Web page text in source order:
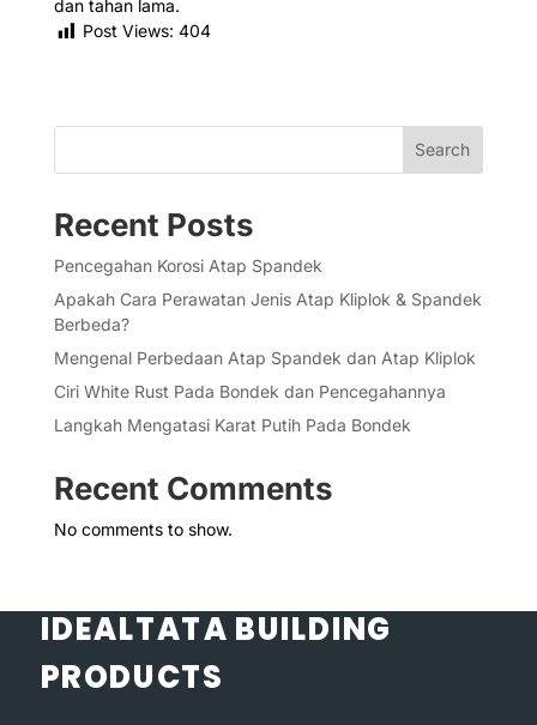
dan tahan lama.
Post Views: 404
Search
Recent Posts
Pencegahan Korosi Atap Spandek
Apakah Cara Perawatan Jenis Atap Kliplok & Spandek
Berbeda?
Mengenal Perbedaan Atap Spandek dan Atap Kliplok
Ciri White Rust Pada Bondek dan Pencegahannya
Langkah Mengatasi Karat Putih Pada Bondek
Recent Comments
No comments to show.
IDEALTATA BUILDING
PRODUCTS